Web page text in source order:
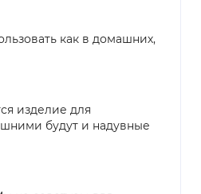
как в домашних,
изделие для
будут и надувные